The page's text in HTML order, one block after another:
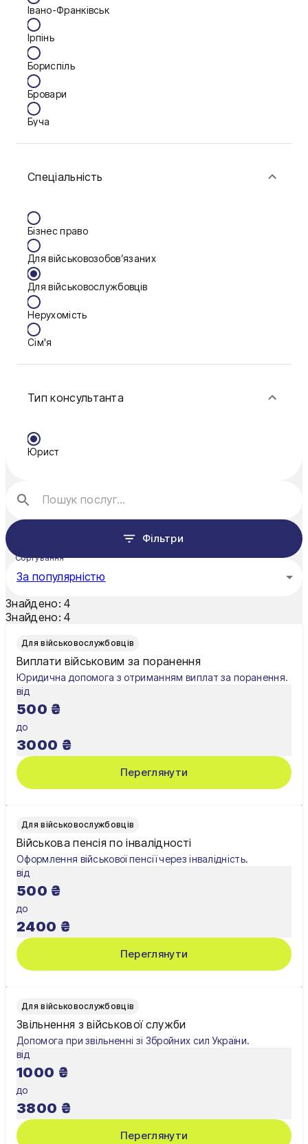
Івано-Франківськ
Ірпінь
Бориспіль
Бровари
Буча
Васильків
Дніпро
Калуш
Кам'янське
Ковель
Конотоп
Кропивницький
Полтава
Спеціальність
Бізнес право
Для військовозобов’язаних
Для військовослужбовців
Нерухомість
Сім'я
Тип консультанта
Юрист
Фільтри
Сортування
За популярністю
Знайдено: 4
Знайдено: 4
Для військовослужбовців
Виплати військовим за поранення
Юридична допомога з отриманням виплат за поранення.
від
500 ₴
до
3000 ₴
Переглянути
Для військовослужбовців
Військова пенсія по інвалідності
Оформлення військової пенсії через інвалідність.
від
500 ₴
до
2400 ₴
Переглянути
Для військовослужбовців
Звільнення з військової служби
Допомога при звільненні зі Збройних сил України.
від
1000 ₴
до
3800 ₴
Переглянути